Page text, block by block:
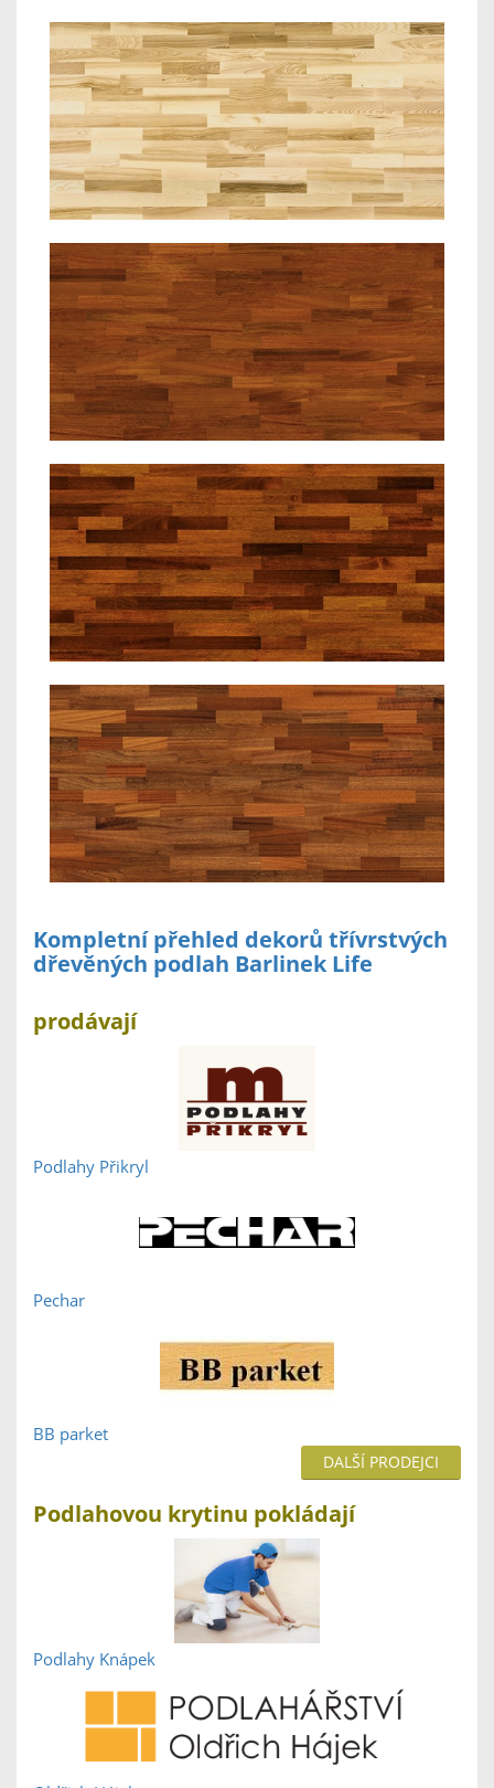
Kompletní přehled dekorů třívrstvých
dřevěných podlah Barlinek Life
prodávají
Podlahy Přikryl
Pechar
BB parket
DALŠÍ PRODEJCI
Podlahovou krytinu pokládají
Podlahy Knápek